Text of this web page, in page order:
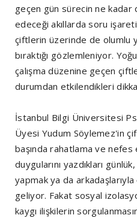
geçen gün sürecin ne kadar
edeceği akıllarda soru
çiftlerin üzerinde de olumlu
bıraktığı gözlemleniyor.
çalışma düzenine geçen
durumdan etkilendikleri
İstanbul Bilgi Üniversitesi
Üyesi Yudum Söylemez'in
başında rahatlama ve
duygularını yazdıkları
yapmak ya da
geliyor. Fakat sosyal
kaygı ilişkilerin